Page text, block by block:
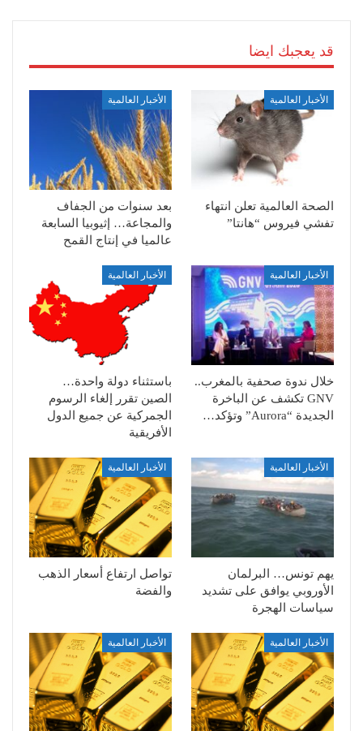
قد يعجبك ايضا
الأخبار العالمية
الصحة العالمية تعلن انتهاء
تفشي فيروس “هانتا”
الأخبار العالمية
بعد سنوات من الجفاف
والمجاعة… إثيوبيا السابعة
عالميا في إنتاج القمح
الأخبار العالمية
خلال ندوة صحفية بالمغرب..
GNV تكشف عن الباخرة
الجديدة “Aurora” وتؤكد…
الأخبار العالمية
باستثناء دولة واحدة…
الصين تقرر إلغاء الرسوم
الجمركية عن جميع الدول
الأفريقية
الأخبار العالمية
يهم تونس… البرلمان
الأوروبي يوافق على تشديد
سياسات الهجرة
الأخبار العالمية
تواصل ارتفاع أسعار الذهب
والفضة
الأخبار العالمية الأخبار العالمية